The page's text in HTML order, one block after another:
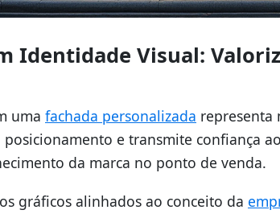
Identidade Visual:
uma fachada personalizada representa
posicionamento e transmite confiança
da marca no ponto de venda.
gráficos alinhados ao conceito da